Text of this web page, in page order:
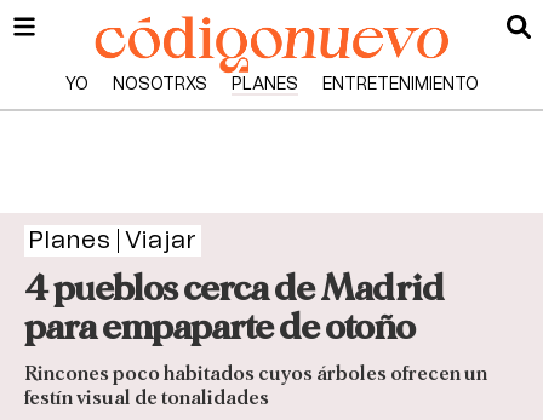
YO NOSOTRXS PLANES ENTRETENIMIENTO
Planes Viajar
4 pueblos cerca de Madrid
para empaparte de otoño
Rincones poco habitados cuyos árboles ofrecen un
festín visual de tonalidades